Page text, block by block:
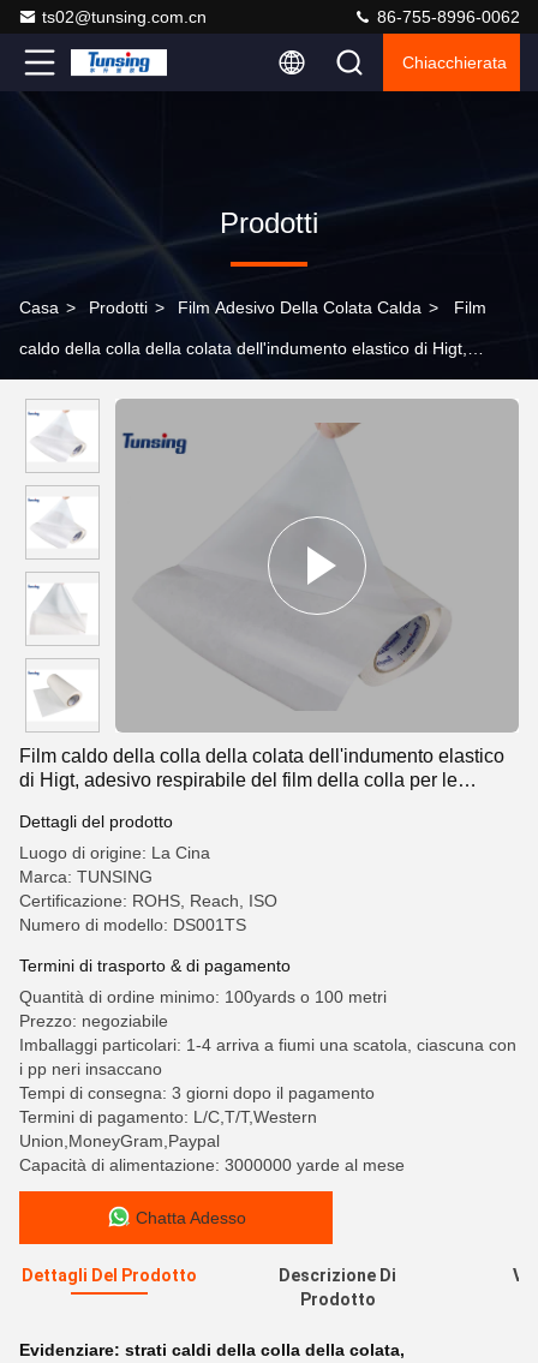
ts02@tunsing.com.cn 86-755-8996-0062
Chiacchierata
Prodotti
Casa > Prodotti > Film Adesivo Della Colata Calda > Film
caldo della colla della colata dell'indumento elastico di Higt,
Film caldo della colla della colata dell'indumento elastico
di Higt, adesivo respirabile del film della colla per le
Dettagli del prodotto
Luogo di origine: La Cina
Marca: TUNSING
Certificazione: ROHS, Reach, ISO
Numero di modello: DS001TS
Termini di trasporto & di pagamento
Quantità di ordine minimo: 100yards o 100 metri
Prezzo: negoziabile
Imballaggi particolari: 1-4 arriva a fiumi una scatola, ciascuna con
i pp neri insaccano
Tempi di consegna: 3 giorni dopo il pagamento
Termini di pagamento: L/C,T/T,Western
Union,MoneyGram,Paypal
Capacità di alimentazione: 3000000 yarde al mese
Chatta Adesso
Dettagli Del Prodotto
Descrizione Di
Prodotto
Evidenziare: strati caldi della colla della colata,